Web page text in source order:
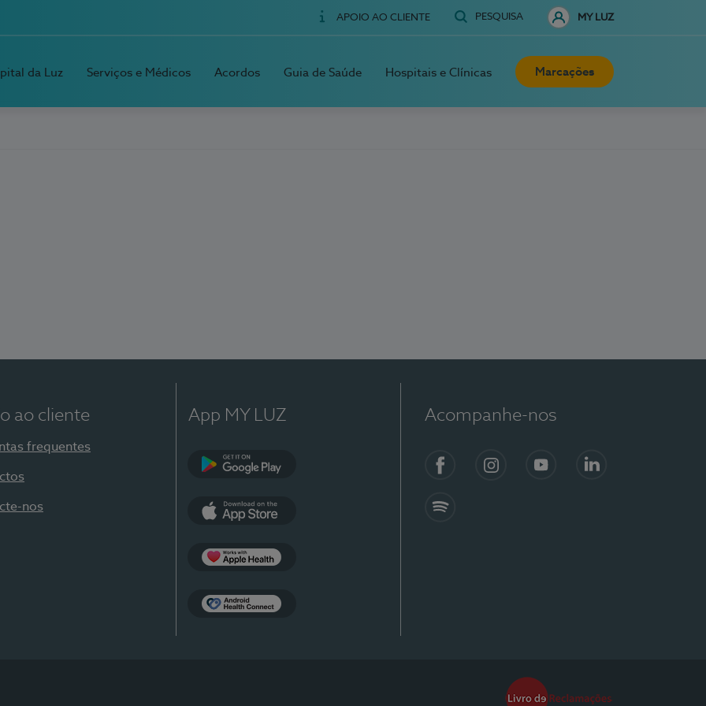
APOIO AO CLIENTE PESQUISA MY LUZ
da Luz Serviços e Médicos Acordos Guia de Saúde Hospitais e Clínicas Marcações
ao cliente
frequentes
nos
App MY LUZ Acompanhe-nos